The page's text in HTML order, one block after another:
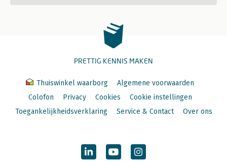
PRETTIG KENNIS MAKEN
Thuiswinkel waarborg
Algemene voorwaarden
Colofon
Privacy Cookies
Cookie instellingen
Toegankelijkheidsverklaring
Service & Contact Over ons